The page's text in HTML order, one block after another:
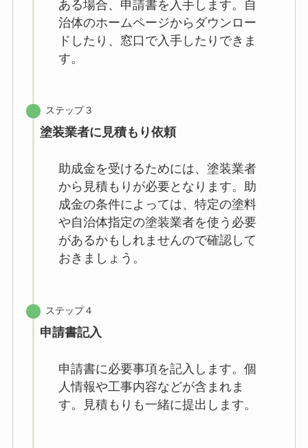
ある場合、申請書を入手します。自
治体のホームページからダウンロー
ドしたり、窓口で入手したりできま
す。
ステップ３
塗装業者に見積もり依頼
助成金を受けるためには、塗装業者
から見積もりが必要となります。助
成金の条件によっては、特定の塗料
や自治体指定の塗装業者を使う必要
があるかもしれませんので確認して
おきましょう。
ステップ４
申請書記入
申請書に必要事項を記入します。個
人情報や工事内容などが含まれま
す。見積もりも一緒に提出します。